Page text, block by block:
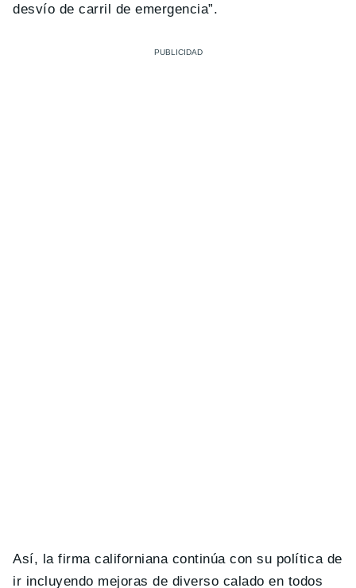
desvío de carril de emergencia”.
Así, la firma californiana continúa con su política de
ir incluyendo mejoras de diverso calado en todos